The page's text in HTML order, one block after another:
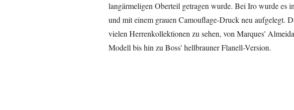
langärmeligen Oberteil getragen wurde. Bei Iro wurde es
und mit einem grauen Camouflage-Druck neu aufgelegt.
vielen Herrenkollektionen zu sehen, von Marques'
Modell bis hin zu Boss' hellbrauner Flanell-Version.